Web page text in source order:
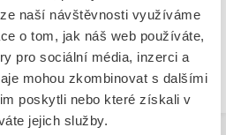
naší návštěvnosti využíváme
o tom, jak náš web používáte,
pro sociální média, inzerci a
mohou zkombinovat s dalšími
poskytli nebo které získali v
jejich služby.
produkty